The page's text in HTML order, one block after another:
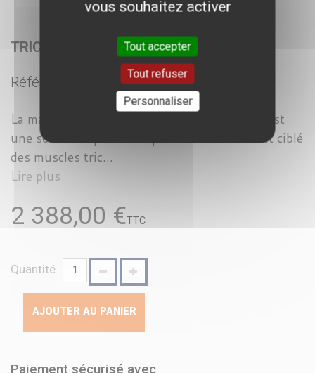
TRICEPS - STRONG LINE
Référence : SL 015
La machine triceps de la gamme Strong Line est
une solution spécialisée pour le renforcement ciblé
des muscles tric...
Lire plus
2 388,00 €TTC
Quantité
AJOUTER AU PANIER
Paiement sécurisé avec
vous souhaitez activer
Tout accepter
Tout refuser
Personnaliser